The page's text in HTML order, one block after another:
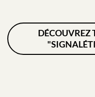
DÉCOUVREZ